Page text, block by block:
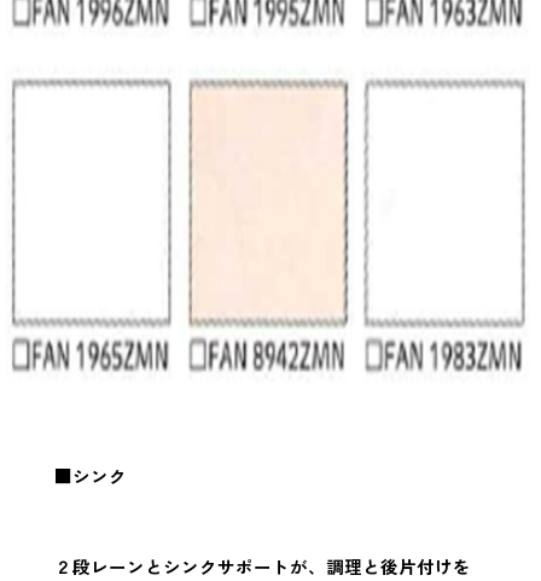
■シンク
２段レーンとシンクサポートが、調理と後片付けを